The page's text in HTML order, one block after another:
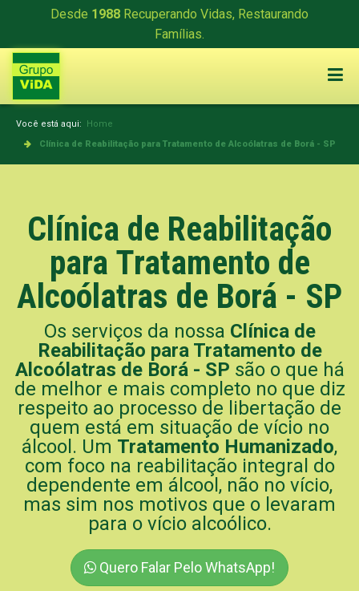
Desde 1988 Recuperando Vidas, Restaurando
Famílias.
Você está aqui: Home
Clínica de Reabilitação para Tratamento de Alcoólatras de Borá - SP
Clínica de Reabilitação
para Tratamento de
Alcoólatras de Borá - SP
Os serviços da nossa Clínica de
Reabilitação para Tratamento de
Alcoólatras de Borá - SP são o que há
de melhor e mais completo no que diz
respeito ao processo de libertação de
quem está em situação de vício no
álcool. Um Tratamento Humanizado,
com foco na reabilitação integral do
dependente em álcool, não no vício,
mas sim nos motivos que o levaram
para o vício alcoólico.
Quero Falar Pelo WhatsApp!